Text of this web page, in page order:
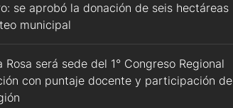
se aprobó la donación de seis hectáreas
municipal
Rosa será sede del 1° Congreso Regional
con puntaje docente y participación de